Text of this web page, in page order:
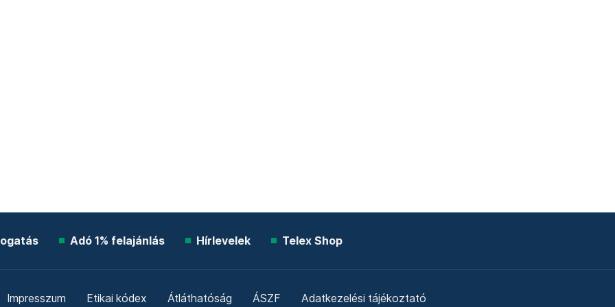
Adó 1% felajánlás Hírlevelek Telex Shop
Impresszum Etikai kódex Átláthatóság ÁSZF Adatkezelési tájékoztató